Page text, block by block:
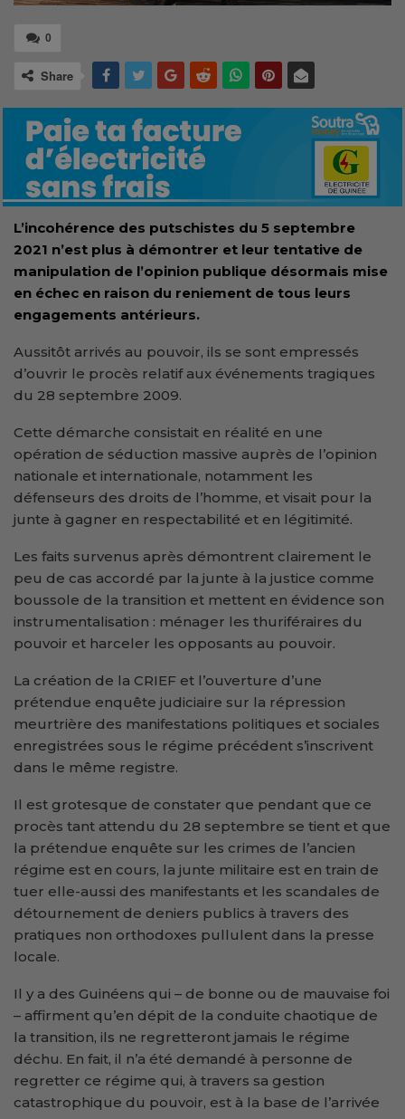
0
Share
L’incohérence des putschistes du 5 septembre
2021 n’est plus à démontrer et leur tentative de
manipulation de l’opinion publique désormais mise
en échec en raison du reniement de tous leurs
engagements antérieurs.
Aussitôt arrivés au pouvoir, ils se sont empressés
d’ouvrir le procès relatif aux événements tragiques
du 28 septembre 2009.
Cette démarche consistait en réalité en une
opération de séduction massive auprès de l’opinion
nationale et internationale, notamment les
défenseurs des droits de l’homme, et visait pour la
junte à gagner en respectabilité et en légitimité.
Les faits survenus après démontrent clairement le
peu de cas accordé par la junte à la justice comme
boussole de la transition et mettent en évidence son
instrumentalisation : ménager les thuriféraires du
pouvoir et harceler les opposants au pouvoir.
La création de la CRIEF et l’ouverture d’une
prétendue enquête judiciaire sur la répression
meurtrière des manifestations politiques et sociales
enregistrées sous le régime précédent s’inscrivent
dans le même registre.
Il est grotesque de constater que pendant que ce
procès tant attendu du 28 septembre se tient et que
la prétendue enquête sur les crimes de l’ancien
régime est en cours, la junte militaire est en train de
tuer elle-aussi des manifestants et les scandales de
détournement de deniers publics à travers des
pratiques non orthodoxes pullulent dans la presse
locale.
Il y a des Guinéens qui – de bonne ou de mauvaise foi
– affirment qu’en dépit de la conduite chaotique de
la transition, ils ne regretteront jamais le régime
déchu. En fait, il n’a été demandé à personne de
regretter ce régime qui, à travers sa gestion
catastrophique du pouvoir, est à la base de l’arrivée